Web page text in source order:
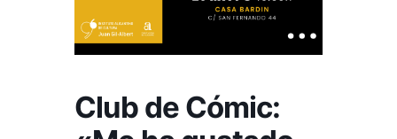
Club de Cómic: